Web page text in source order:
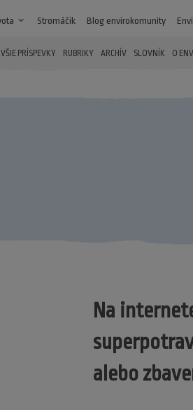
expand_more Stromáčik Blog envirokomunity
PRÍSPEVKY RUBRIKY ARCHÍV SLOVNÍK O
Na
alebo